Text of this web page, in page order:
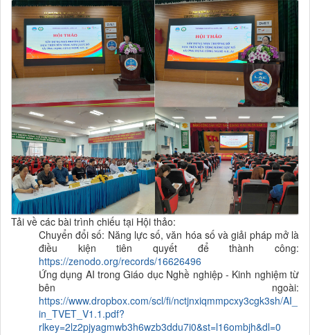
Tải về các bài trình chiếu tại Hội thảo:
Chuyển đổi số: Năng lực số, văn hóa số và giải pháp mở là
điều kiện tiên quyết để thành công:
https://zenodo.org/records/16626496
Ứng dụng AI trong Giáo dục Nghề nghiệp - Kinh nghiệm từ
bên ngoài:
https://www.dropbox.com/scl/fi/nctjnxiqmmpcxy3cgk3sh/AI_
in_TVET_V1.1.pdf?
rlkey=2lz2pjyagmwb3h6wzb3ddu7i0&st=l16ombjh&dl=0